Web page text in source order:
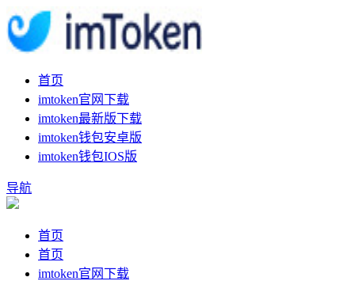
首页
imtoken官网下载
imtoken最新版下载
imtoken钱包安卓版
imtoken钱包IOS版
导航
首页
首页
imtoken官网下载